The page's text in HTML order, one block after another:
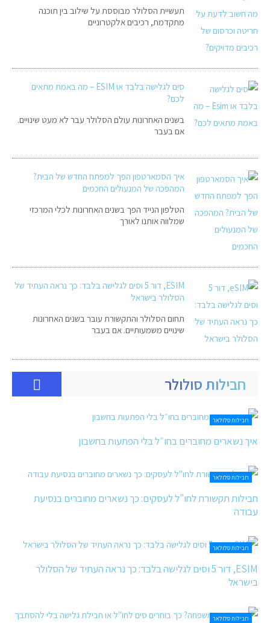
תעשיית הסלולר מבוססת על שילוב בין תוכנה
מתקדמת, רכיבים אלקטרוניים
סים לגלישה בלבד או ESIM – מה באמת מתאים
לכם?
בשנים האחרונות עולם הסלולר עבר לא מעט שינויים.
אם בעבר
איך הסמארטפון הפך למפתח החדש של הבית?
המהפכה של המנעולים החכמים
הטלפון הנייד הפך בשנים האחרונות לכלי המרכזי
שמלווה אותנו לאורך
ESIM, דור 5 וסים לגלישה בלבד: כך נראה העתיד של
הסלולר בישראל
תחום הסלולר והתקשורת עובר בשנים האחרונות
שינויים משמעותיים. אם בעבר
חבילות סולולר
חבילות סלולאר
איך נשארים מחוברים בחו״ל בלי הפתעות בחשבון
חבילות סלולאר
חבילות תקשורת לחו"ל לעסקים: כך נשארים מחוברים בנסיעת
עבודה
חבילות סלולאר
ESIM, דור 5 וסים לגלישה בלבד: כך נראה העתיד של הסלולר
בישראל
חבילות סלולאר